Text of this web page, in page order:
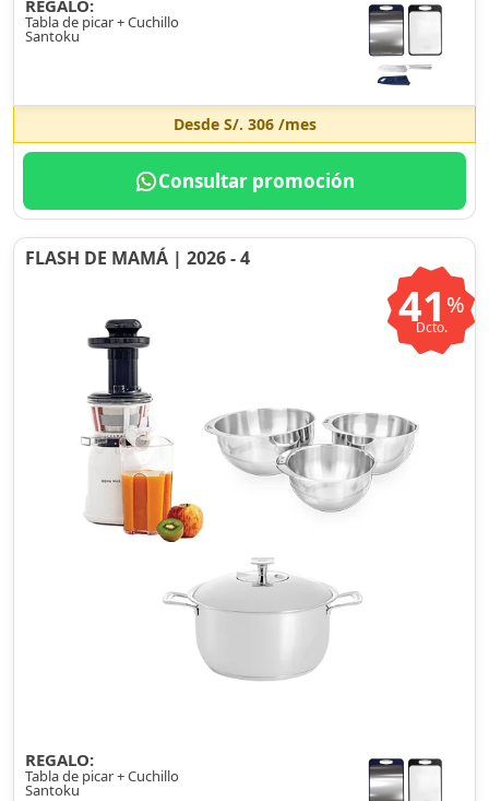
REGALO:
Tabla de picar + Cuchillo
Santoku
Desde S/. 306/mes
Consultar promoción
FLASH DE MAMÁ | 2026 - 4
41 %
Dcto.
REGALO:
Tabla de picar + Cuchillo
Santoku